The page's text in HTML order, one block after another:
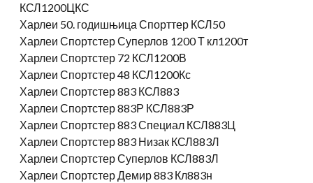
КСЛ1200ЦКС
Харлеи 50. годишњица Спорттер КСЛ50
Харлеи Спортстер Суперлов 1200 Т кл1200т
Харлеи Спортстер 72 КСЛ1200В
Харлеи Спортстер 48 КСЛ1200Кс
Харлеи Спортстер 883 КСЛ883
Харлеи Спортстер 883Р КСЛ883Р
Харлеи Спортстер 883 Специал КСЛ883Ц
Харлеи Спортстер 883 Низак КСЛ883Л
Харлеи Спортстер Суперлов КСЛ883Л
Харлеи Спортстер Демир 883 Кл883н